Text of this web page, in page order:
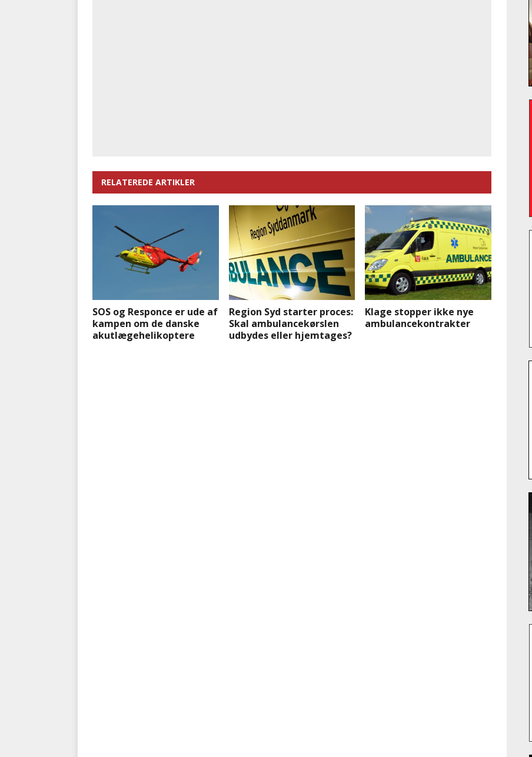
RELATEREDE ARTIKLER
SOS og Responce er ude af
kampen om de danske
akutlægehelikoptere
Region Syd starter proces:
Skal ambulancekørslen
udbydes eller hjemtages?
Klage stopper ikke nye
ambulancekontrakter